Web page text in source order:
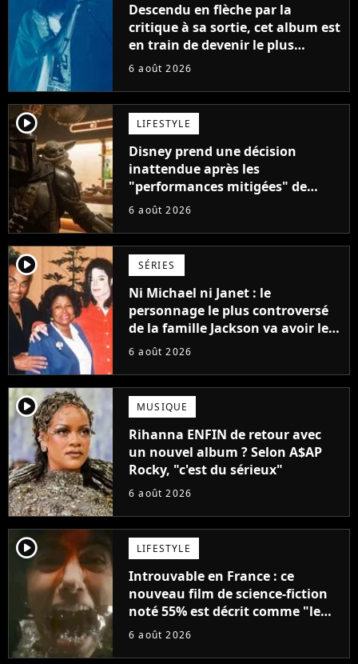
Descendu en flèche par la
critique à sa sortie, cet album est
en train de devenir le plus
populaire de son auteur
6 août 2026
player2 LIFESTYLE
Disney prend une décision
inattendue après les
"performances mitigées" de
Vaiana et The Mandalorian &
6 août 2026
player2 SÉRIES
Ni Michael ni Janet : le
personnage le plus controversé
de la famille Jackson va avoir le
droit à sa propre série
6 août 2026
player2 MUSIQUE
Rihanna ENFIN de retour avec
un nouvel album ? Selon A$AP
Rocky, "c'est du sérieux"
6 août 2026
player2 LIFESTYLE
Introuvable en France : ce
nouveau film de science-fiction
noté 55% est décrit comme "le
plus stupide de l'année"
6 août 2026